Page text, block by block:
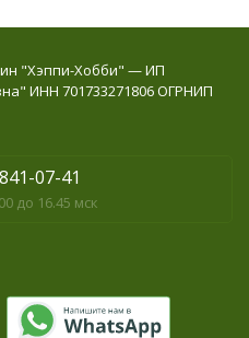
"Хэппи-Хобби" — ИП
ИНН 701733271806 ОГРНИП
07-41
до 16.45 мск